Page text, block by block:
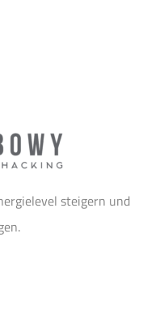
steigern und